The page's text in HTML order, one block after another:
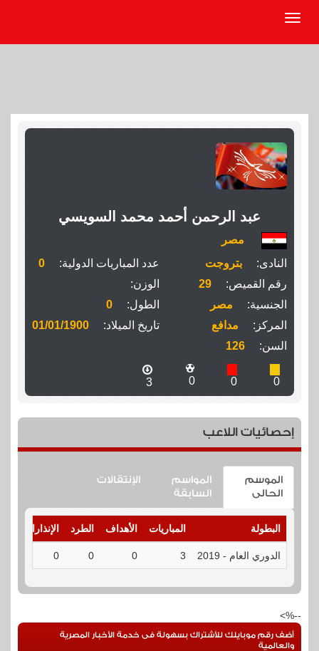
عبد الرحمن أحمد محمد السويسي
مصر
النادى:
بتروجت عدد المباريات الدولية:
0
رقم القميص:
29
الوزن:
الجنسية:
مصر الطول:
0
المركز:
مدافع تاريخ الميلاد:
01/01/1900
السن:
126
0
0
0
3
إحصائيات اللاعب
الموسم
الحالى
المواسم
السابقة
الإنتقالات
البطولة المباريات الأهداف الطرد الإنذارات
الدوري العام - 2019 3
0
0
0
--%>
أضف رقم موبايلك للأشتراك بسهولة فى خدمة الأخبار المصرية
والعالمية